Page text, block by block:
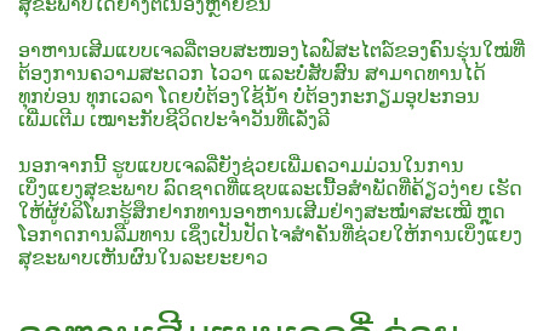
ອາຫານເສີມແບບເຈລລີ່ຕອບສະໜອງໄລຟ໌ສະໄຕລ໌ຂອງຄົນຮຸ່ນໃໝ່ທີ່
ຕ້ອງການຄວາມສະດວກ ໄວວາ ແລະບໍ່ສັບສົນ ສາມາດທານໄດ້
ທຸກບ່ອນ ທຸກເວລາ ໂດຍບໍ່ຕ້ອງໃຊ້ນ້ຳ ບໍ່ຕ້ອງກະກຽມອຸປະກອນ
ເພີ່ມເຕີມ ເໝາະກັບຊີວິດປະຈຳວັນທີ່ເລັ່ງລີ
ນອກຈາກນີ້ ຮູບແບບເຈລລີ່ຍັງຊ່ວຍເພີ່ມຄວາມມ່ວນໃນການ
ເບິ່ງແຍງສຸຂະພາບ ລົດຊາດທີ່ແຊບແລະເນື້ອສຳພັດທີ່ຄ້ຽວງ່າຍ ເຮັດ
ໃຫ້ຜູ້ບໍລິໂພກຮູ້ສຶກຢາກທານອາຫານເສີມຢ່າງສະໝ່ຳສະເໝີ ຫຼຸດ
ໂອກາດການລືມທານ ເຊິ່ງເປັນປັດໄຈສຳຄັນທີ່ຊ່ວຍໃຫ້ການເບິ່ງແຍງ
ສຸຂະພາບເຫັນຜົນໃນລະຍະຍາວ